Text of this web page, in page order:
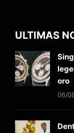
ULTIMAS
oro
06/